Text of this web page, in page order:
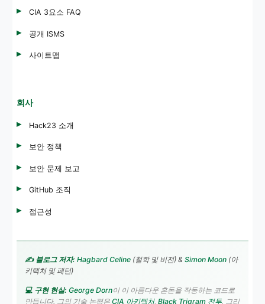
CIA 3요소 FAQ
공개 ISMS
사이트맵
회사
Hack23 소개
보안 정책
보안 문제 보고
GitHub 조직
접근성
✍️ 블로그 저자: Hagbard Celine (철학 및 비전) & Simon Moon (아
키텍처 및 패턴)
💻 구현 현실: George Dorn이 이 아름다운 혼돈을 작동하는 코드로
만듭니다. 그의 기술 논평은 CIA 아키텍처, Black Trigram 전투, 그리